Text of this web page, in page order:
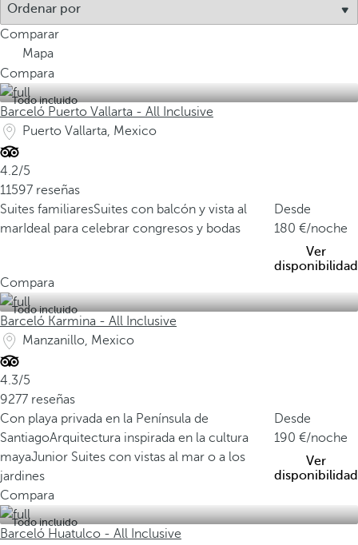
Comparar
Mapa
Compara
Todo incluido
Barceló Puerto Vallarta - All Inclusive
Puerto Vallarta, Mexico
4.2/5
11597 reseñas
Suites familiaresSuites con balcón y vista al
mar Ideal para celebrar congresos y bodas
Desde
180
/noche
Ver
disponibilidad
Compara
Todo incluido
Barceló Karmina - All Inclusive
Manzanillo, Mexico
4.3/5
9277 reseñas
Con playa privada en la Península de
SantiagoArquitectura inspirada en la cultura
mayaJunior Suites con vistas al mar o a los
jardines
Desde
190
/noche
Ver
disponibilidad
Compara
Todo incluido
Barceló Huatulco - All Inclusive